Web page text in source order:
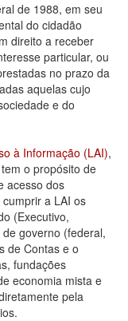
de 1988, em seu
do cidadão
direito a receber
particular, ou
no prazo da
aquelas cujo
e do
à Informação (LAI),
o propósito de
acesso dos
a LAI os
(Executivo,
governo (federal,
de Contas e o
fundações
economia mista e
pela